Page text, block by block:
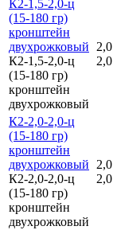
К2-1,5-2,0-ц
(15-180 гр)
кронштейн
двухрожковый
К2-1,5-2,0-ц
(15-180 гр)
кронштейн
двухрожковый
2,0
2,0
К2-2,0-2,0-ц
(15-180 гр)
кронштейн
двухрожковый
К2-2,0-2,0-ц
(15-180 гр)
кронштейн
двухрожковый
2,0
2,0